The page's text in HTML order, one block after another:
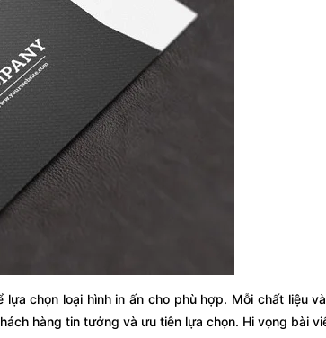
chọn loại hình in ấn cho phù hợp. Mỗi chất liệu
hàng tin tưởng và ưu tiên lựa chọn. Hi vọng bài